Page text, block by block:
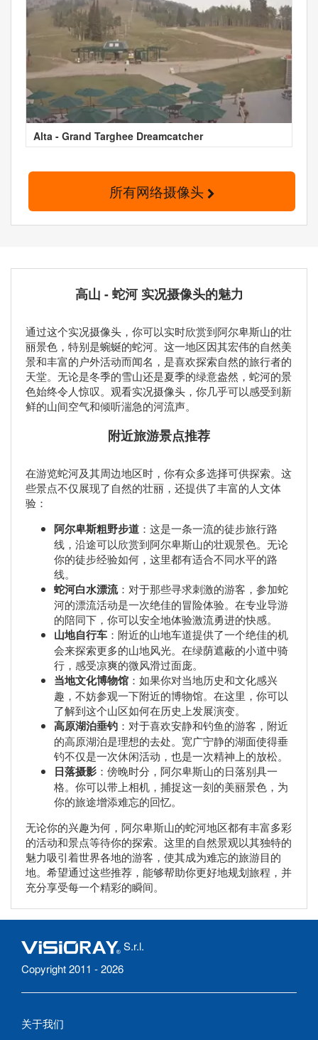
Alta - Grand Targhee Dreamcatcher
所有网络摄像头
高山 - 蛇河 实况摄像头的魅力
通过这个实况摄像头，你可以实时欣赏到阿尔卑斯山的壮
丽景色，特别是蜿蜒的蛇河。这一地区因其宏伟的自然美
景和丰富的户外活动而闻名，是喜欢探索自然的旅行者的
天堂。无论是冬季的雪山还是夏季的绿意盎然，蛇河的景
色始终令人惊叹。观看实况摄像头，你几乎可以感受到新
鲜的山间空气和倾听湍急的河流声。
附近旅游景点推荐
在游览蛇河及其周边地区时，你有众多选择可供探索。这
些景点不仅展现了自然的壮丽，还提供了丰富的人文体
验：
阿尔卑斯粗野步道 ：这是一条一流的徒步旅行路
线，沿途可以欣赏到阿尔卑斯山的壮观景色。无论
你的徒步经验如何，这里都有适合不同水平的路
线。
蛇河白水漂流：对于那些寻求刺激的游客，参加蛇
河的漂流活动是一次绝佳的冒险体验。在专业导游
的陪同下，你可以安全地体验激流勇进的快感。
山地自行车 ：附近的山地车道提供了一个绝佳的机
会来探索更多的山地风光。在绿荫遮蔽的小道中骑
行，感受凉爽的微风滑过面庞。
当地文化博物馆 ：如果你对当地历史和文化感兴
趣，不妨参观一下附近的博物馆。在这里，你可以
了解到这个山区如何在历史上发展演变。
高原湖泊垂钓 ：对于喜欢安静和钓鱼的游客，附近
的高原湖泊是理想的去处。宽广宁静的湖面使得垂
钓不仅是一次休闲活动，也是一次精神上的放松。
日落摄影 ：傍晚时分，阿尔卑斯山的日落别具一
格。你可以带上相机，捕捉这一刻的美丽景色，为
你的旅途增添难忘的回忆。
无论你的兴趣为何，阿尔卑斯山的蛇河地区都有丰富多彩
的活动和景点等待你的探索。这里的自然景观以其独特的
魅力吸引着世界各地的游客，使其成为难忘的旅游目的
地。希望通过这些推荐，能够帮助你更好地规划旅程，并
充分享受每一个精彩的瞬间。
S.r.l.
Copyright 2011 - 2026
关于我们